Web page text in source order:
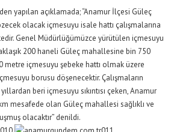
yapılan açıklamada; “Anamur İlçesi Güleç
olacak içmesuyu isale hattı çalışmalarına
Genel Müdürlüğümüzce yürütülen içmesuyu
200 haneli Güleç mahallesine bin 750
metre içmesuyu şebeke hattı olmak üzere
borusu döşenecektir. Çalışmaların
beri içmesuyu sıkıntısı çeken, Anamur
mesafede olan Güleç mahallesi sağlıklı ve
olacaktır” denildi.